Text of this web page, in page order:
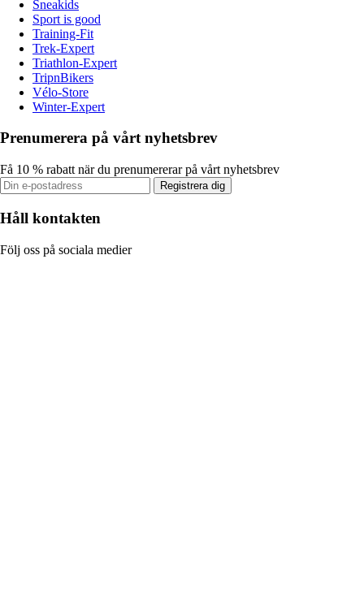
Sneakids
Sport is good
Training-Fit
Trek-Expert
Triathlon-Expert
TripnBikers
Vélo-Store
Winter-Expert
Prenumerera på vårt nyhetsbrev
Få 10 % rabatt när du prenumererar på vårt nyhetsbrev
Registrera dig
Håll kontakten
Följ oss på sociala medier